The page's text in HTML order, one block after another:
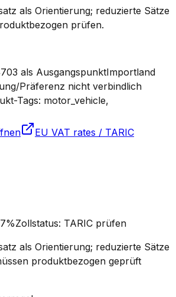
als Orientierung; reduzierte Sätze
prüfen.
als AusgangspunktImportland
Präferenz nicht verbindlich
Tags: motor_vehicle,
EU VAT rates / TARIC
Zollstatus: TARIC prüfen
als Orientierung; reduzierte Sätze
produktbezogen geprüft